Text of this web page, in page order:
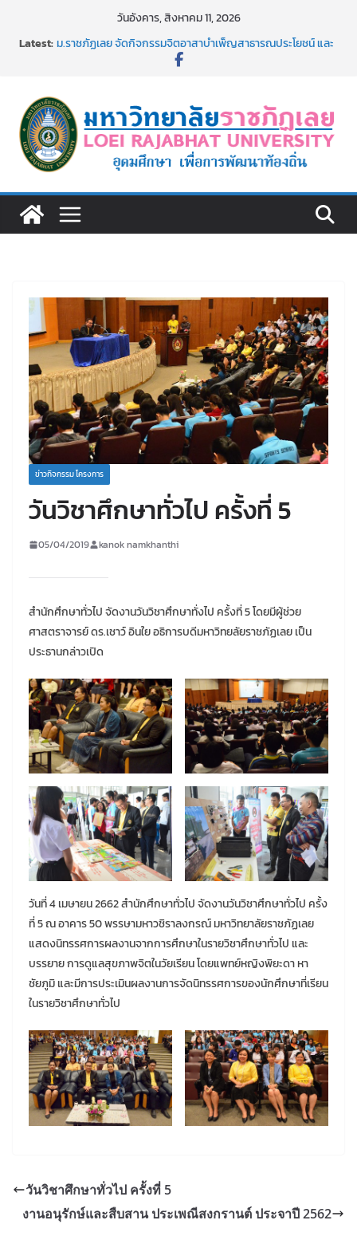
วันอังคาร, สิงหาคม 11, 2026
Latest:ม.ราชภัฏเลย จัดกิจกรรมจิตอาสาบำเพ็ญสาธารณประโยชน์ และ
เงินรายได้
ม.ราชภัฏเลย จัดมหกรรมวิชาการ เปิดบ้าน LRU ครั้งที่ 4 เปิดให้
นักเรียนมัธยมปลายค้นหาสาขาวิชาในฝัน สู่อนาคตที่ใช่
อธิการบดี มรภ.เลย ร่วมประชุมชี้แจงกับคณะอนุกรรมาธิการ
ประจำปีงบประมาณ พ.ศ. 2570
๑,๙๗๒ ชุด โดยวิธีเฉพาะเจาะจง
ข่าวกิจกรรม โครงการ
วันวิชาศึกษาทั่วไป ครั้งที่ 5
05/04/2019 kanok namkhanthi
สำนักศึกษาทั่วไป จัดงานวันวิชาศึกษาทั่งไป ครั้งที่ 5 โดยมีผู้ช่วย
ศาสตราจารย์ ดร.เชาว์ อินใย อธิการบดีมหาวิทยลัยราชภัฏเลย เป็น
ประธานกล่าวเปิด
วันที่ 4 เมษายน 2662 สำนักศึกษาทั่วไป จัดงานวันวิชาศึกษาทั่วไป ครั้ง
ที่ 5 ณ อาคาร 50 พรรษามหาวชิราลงกรณ์ มหาวิทยาลัยราชภัฏเลย
แสดงนิทรรศการผลงานจากการศึกษาในรายวิชาศึกษาทั่วไป และ
บรรยาย การดูแลสุขภาพจิตในวัยเรียน โดยแพทย์หญิงพิยะดา หา
ชัยภูมิ และมีการประเมินผลงานการจัดนิทรรศการของนักศึกษาที่เรียน
ในรายวิชาศึกษาทั่วไป
วันวิชาศึกษาทั่วไป ครั้งที่ 5
งานอนุรักษ์และสืบสาน ประเพณีสงกรานต์ ประจาปี 2562